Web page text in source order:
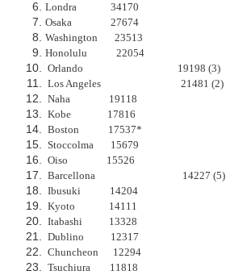
Londra 34170
Osaka 27674
Washington 23513
Honolulu
22054
Orlando
19198 (3)
Los Angeles
21481 (2)
Naha
19118
Kobe
17816
Boston 17537*
Stoccolma 15679
Oiso
15526
Barcellona
14227 (5)
Ibusuki
14204
Kyoto 14111
Itabashi
13328
Dublino 12317
Chuncheon 12294
Tsuchiura 11818